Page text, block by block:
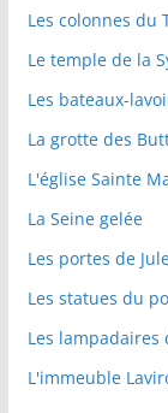
Les colonnes du
Le temple de la
Les bateaux-
La grotte des
L'église Sainte
La Seine gelée
Les portes de
Les statues du
Les lampadaires
L'immeuble